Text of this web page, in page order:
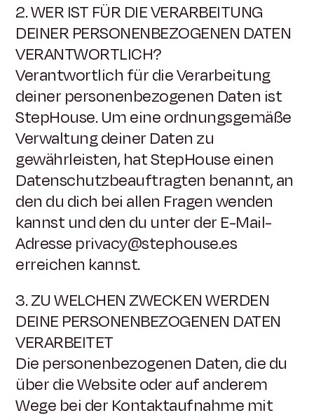
2. WER IST FÜR DIE VERARBEITUNG
DEINER PERSONENBEZOGENEN DATEN
VERANTWORTLICH?
Verantwortlich für die Verarbeitung
deiner personenbezogenen Daten ist
StepHouse. Um eine ordnungsgemäße
Verwaltung deiner Daten zu
gewährleisten, hat StepHouse einen
Datenschutzbeauftragten benannt, an
den du dich bei allen Fragen wenden
kannst und den du unter der E-Mail-
Adresse privacy@stephouse.es
erreichen kannst.
3. ZU WELCHEN ZWECKEN WERDEN
DEINE PERSONENBEZOGENEN DATEN
VERARBEITET
Die personenbezogenen Daten, die du
über die Website oder auf anderem
Wege bei der Kontaktaufnahme mit